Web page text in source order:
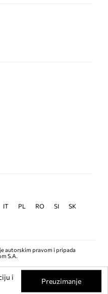
IT PL RO SI
SK
autorskim pravom i pripada
S.A.
i
Preuzimanje